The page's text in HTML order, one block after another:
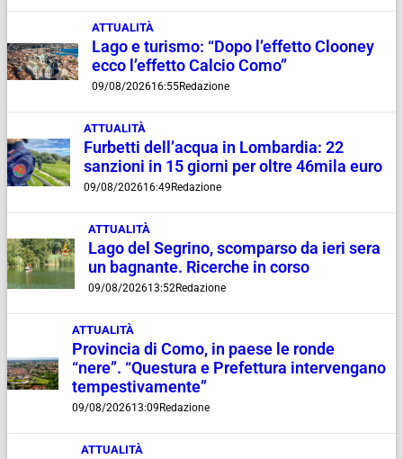
ATTUALITÀ
Lago e turismo: “Dopo l’effetto Clooney
ecco l’effetto Calcio Como”
09/08/202616:55Redazione
ATTUALITÀ
Furbetti dell’acqua in Lombardia: 22
sanzioni in 15 giorni per oltre 46mila euro
09/08/202616:49 Redazione
ATTUALITÀ
Lago del Segrino, scomparso da ieri sera
un bagnante. Ricerche in corso
09/08/202613:52Redazione
ATTUALITÀ
Provincia di Como, in paese le ronde
“nere”. “Questura e Prefettura intervengano
tempestivamente”
09/08/202613:09 Redazione
ATTUALITÀ